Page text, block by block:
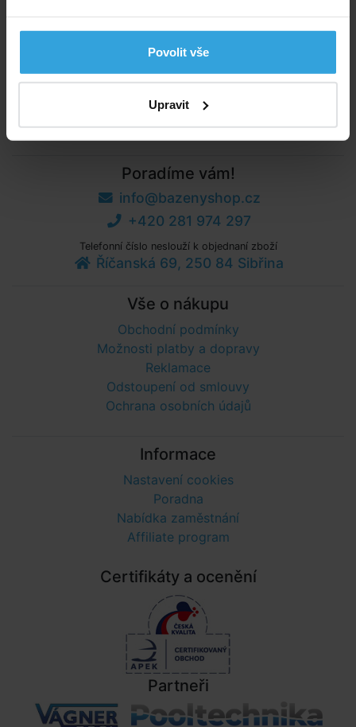
Povolit vše
Upravit
poškrábáním a poškozením počasím.
Poradíme vám!
info@bazenyshop.cz
+420 281 974 297
Telefonní číslo neslouží k objednaní zboží
Říčanská 69, 250 84 Sibřina
Vše o nákupu
Obchodní podmínky
Možnosti platby a dopravy
Reklamace
Odstoupení od smlouvy
Ochrana osobních údajů
Informace
Nastavení cookies
Poradna
Nabídka zaměstnání
Affiliate program
Certifikáty a ocenění
Partneři